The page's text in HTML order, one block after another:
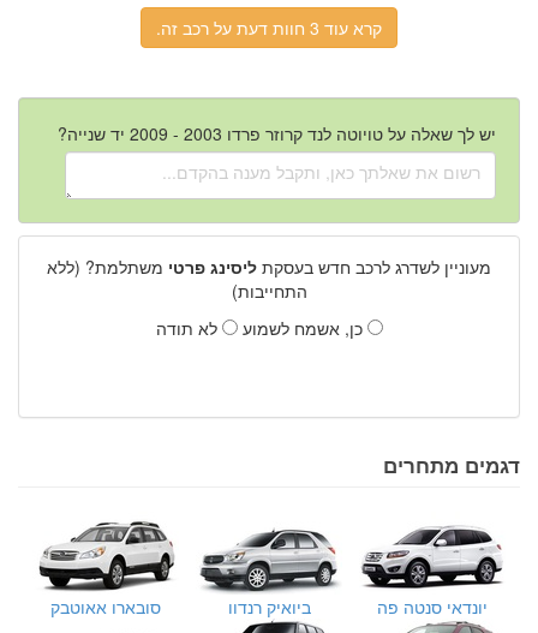
קרא עוד 3 חוות דעת על רכב זה.
יש לך שאלה על טויוטה לנד קרוזר פרדו 2003 - 2009 יד שנייה?
מעוניין לשדרג לרכב חדש בעסקת ליסינג פרטי משתלמת? (ללא
התחייבות)
כן, אשמח לשמוע
לא תודה
דגמים מתחרים
יונדאי סנטה פה ביואיק רנדוו סובארו אאוטבק